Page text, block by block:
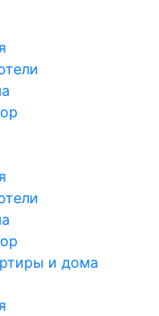
и дома